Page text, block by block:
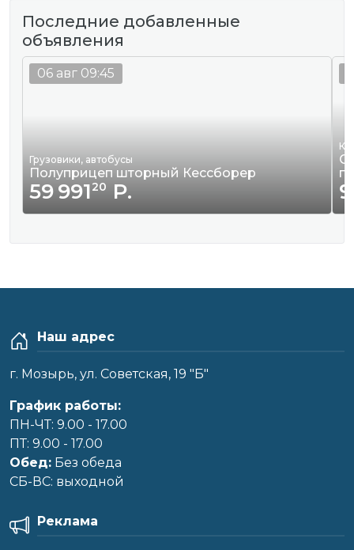
Последние добавленные
объявления
Грузовики, автобусы
Полуприцеп шторный Кессборер
59 99120 Р.
06 авг 09:45
Наш адрес
г. Мозырь, ул. Советская, 19 "Б"
График работы:
ПН-ЧТ: 9.00 - 17.00
ПТ: 9.00 - 17.00
Обед: Без обеда
CБ-ВС: выходной
Реклама